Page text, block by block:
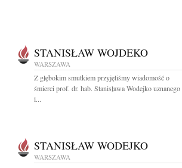
STANISŁAW WOJDEKO
WARSZAWA
Z głębokim smutkiem przyjęliśmy wiadomość o
śmierci prof. dr. hab. Stanisława Wodejko uznanego
i...
STANISŁAW WODEJKO
WARSZAWA